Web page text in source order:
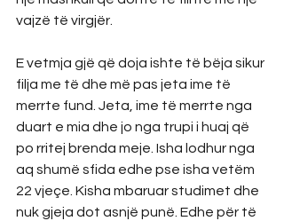
vajzë të virgjër.
E vetmja gjë që doja ishte të bëja sikur
filja me të dhe më pas jeta ime të
merrte fund. Jeta, ime të merrte nga
duart e mia dhe jo nga trupi i huaj që
po rritej brenda meje. Isha lodhur nga
aq shumë sfida edhe pse isha vetëm
22 vjeçe. Kisha mbaruar studimet dhe
nuk gjeja dot asnjë punë. Edhe për të